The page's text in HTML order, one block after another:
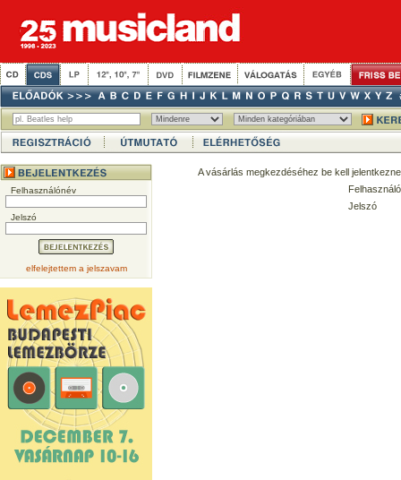
Felhasználónév
Jelszó
elfelejtettem a jelszavam
A vásárlás megkezdéséhez be kell
Jelszó